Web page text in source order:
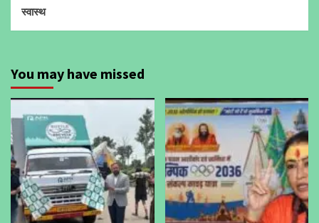
स्वास्थ
You may have missed